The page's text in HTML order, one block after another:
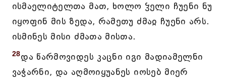
ისმაელიტელთა მათ, ხოლო ჴელი ჩუენი ნუ
იყოფინ მის ზედა, რამეთუ ძმაჲ ჩუენი არს.
ისმინეს მისი ძმათა მისთა.
28და წარმოვიდეს კაცნი იგი მადიამელნი
ვაჭარნი, და აღმოიყუანეს იოსებ მიერ